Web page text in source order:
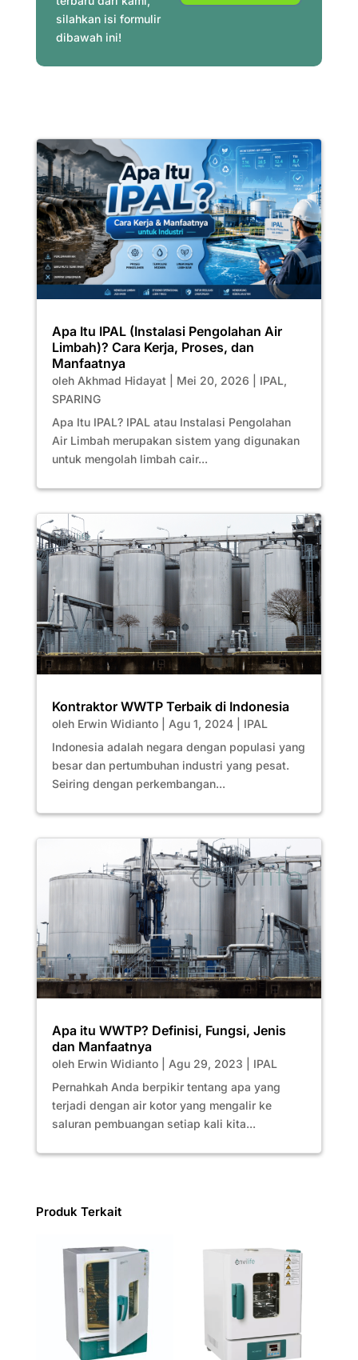
silahkan isi formulir
dibawah ini!
Apa Itu IPAL (Instalasi Pengolahan Air
Limbah)? Cara Kerja, Proses, dan
Manfaatnya
oleh Akhmad Hidayat| Mei 20, 2026 IPAL,
SPARING
Apa Itu IPAL? IPAL atau Instalasi Pengolahan
Air Limbah merupakan sistem yang digunakan
untuk mengolah limbah cair...
Kontraktor WWTP Terbaik di Indonesia
oleh Erwin Widianto| Agu 1, 2024| IPAL
Indonesia adalah negara dengan populasi yang
besar dan pertumbuhan industri yang pesat.
Seiring dengan perkembangan...
Apa itu WWTP? Definisi, Fungsi, Jenis
dan Manfaatnya
oleh Erwin Widianto| Agu 29, 2023
IPAL
Pernahkah Anda berpikir tentang apa yang
terjadi dengan air kotor yang mengalir ke
saluran pembuangan setiap kali kita...
Produk Terkait